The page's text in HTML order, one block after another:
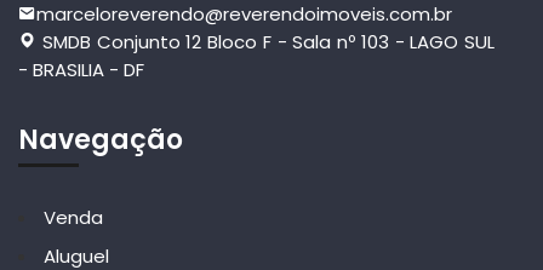
marceloreverendo@reverendoimoveis.com.br
SMDB Conjunto 12 Bloco F - Sala nº 103 - LAGO SUL
- BRASILIA - DF
Navegação
Venda
Aluguel